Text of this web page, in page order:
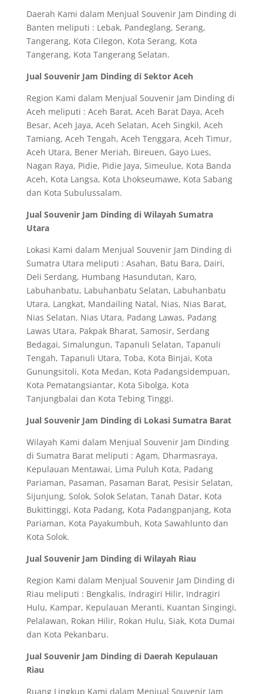
Daerah Kami dalam Menjual Souvenir Jam Dinding di
Banten meliputi : Lebak, Pandeglang, Serang,
Tangerang, Kota Cilegon, Kota Serang, Kota
Tangerang, Kota Tangerang Selatan.
Jual Souvenir Jam Dinding di Sektor Aceh
Region Kami dalam Menjual Souvenir Jam Dinding di
Aceh meliputi : Aceh Barat, Aceh Barat Daya, Aceh
Besar, Aceh Jaya, Aceh Selatan, Aceh Singkil, Aceh
Tamiang, Aceh Tengah, Aceh Tenggara, Aceh Timur,
Aceh Utara, Bener Meriah, Bireuen, Gayo Lues,
Nagan Raya, Pidie, Pidie Jaya, Simeulue, Kota Banda
Aceh, Kota Langsa, Kota Lhokseumawe, Kota Sabang
dan Kota Subulussalam.
Jual Souvenir Jam Dinding di Wilayah Sumatra
Utara
Lokasi Kami dalam Menjual Souvenir Jam Dinding di
Sumatra Utara meliputi : Asahan, Batu Bara, Dairi,
Deli Serdang, Humbang Hasundutan, Karo,
Labuhanbatu, Labuhanbatu Selatan, Labuhanbatu
Utara, Langkat, Mandailing Natal, Nias, Nias Barat,
Nias Selatan, Nias Utara, Padang Lawas, Padang
Lawas Utara, Pakpak Bharat, Samosir, Serdang
Bedagai, Simalungun, Tapanuli Selatan, Tapanuli
Tengah, Tapanuli Utara, Toba, Kota Binjai, Kota
Gunungsitoli, Kota Medan, Kota Padangsidempuan,
Kota Pematangsiantar, Kota Sibolga, Kota
Tanjungbalai dan Kota Tebing Tinggi.
Jual Souvenir Jam Dinding di Lokasi Sumatra Barat
Wilayah Kami dalam Menjual Souvenir Jam Dinding
di Sumatra Barat meliputi : Agam, Dharmasraya,
Kepulauan Mentawai, Lima Puluh Kota, Padang
Pariaman, Pasaman, Pasaman Barat, Pesisir Selatan,
Sijunjung, Solok, Solok Selatan, Tanah Datar, Kota
Bukittinggi, Kota Padang, Kota Padangpanjang, Kota
Pariaman, Kota Payakumbuh, Kota Sawahlunto dan
Kota Solok.
Jual Souvenir Jam Dinding di Wilayah Riau
Region Kami dalam Menjual Souvenir Jam Dinding di
Riau meliputi : Bengkalis, Indragiri Hilir, Indragiri
Hulu, Kampar, Kepulauan Meranti, Kuantan Singingi,
Pelalawan, Rokan Hilir, Rokan Hulu, Siak, Kota Dumai
dan Kota Pekanbaru.
Jual Souvenir Jam Dinding di Daerah Kepulauan
Riau
Ruang Lingkup Kami dalam Menjual Souvenir Jam